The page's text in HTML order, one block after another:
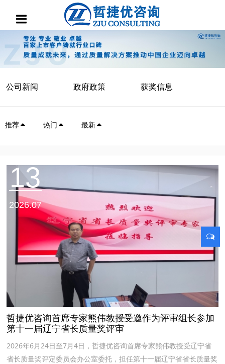
公司新闻 政府政策 获奖信息
推荐 热门 最新
哲捷优咨询首席专家熊伟教授受邀作为评审组长参加
第十一届辽宁省长质量奖评审
2026年6月24日至7月4日，哲捷优咨询首席专家熊伟教授受辽宁省
省长质量奖评定委员会办公室委托，担任第十一届辽宁省省长质量奖
13
2026.07